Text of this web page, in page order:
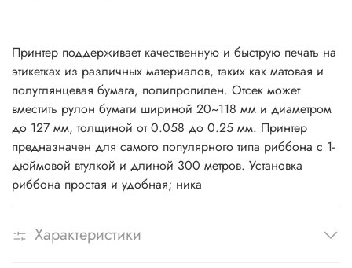
Принтер поддерживает качественную и быструю печать на
этикетках из различных материалов, таких как матовая и
полуглянцевая бумага, полипропилен. Отсек может
вместить рулон бумаги шириной 20~118 мм и диаметром
до 127 мм, толщиной от 0.058 до 0.25 мм. Принтер
предназначен для самого популярного типа риббона с 1-
дюймовой втулкой и длиной 300 метров. Установка
риббона простая и удобная; ника
Характеристики